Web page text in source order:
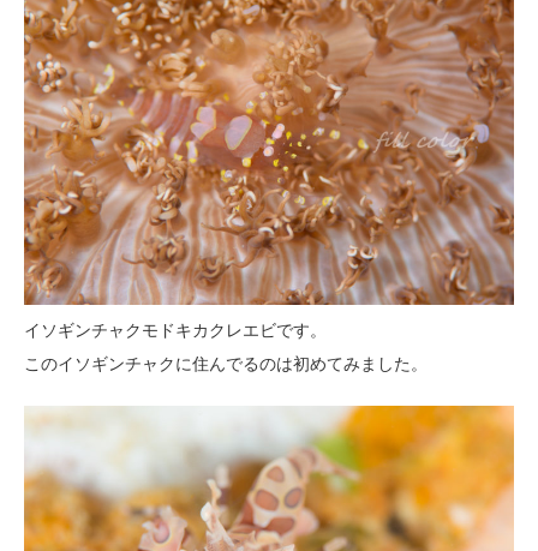
イソギンチャクモドキカクレエビです。
このイソギンチャクに住んでるのは初めてみました。